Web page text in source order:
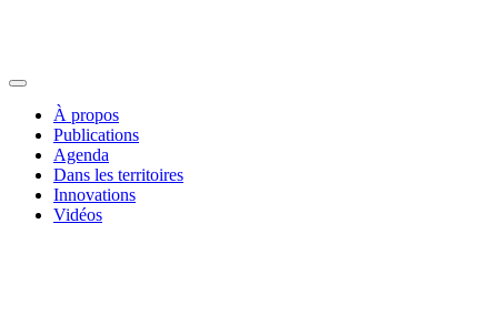
À propos
Publications
Agenda
Dans les territoires
Innovations
Vidéos